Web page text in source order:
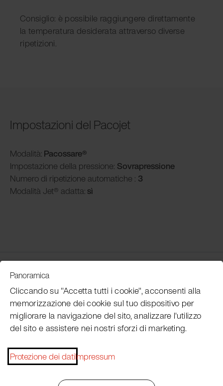
Consiglio: è possibile raggiungere direttamente
la temperatura desiderata attraverso diverse
ripetizioni.
Impostazioni del Pacojet
Modalità: Pacossare®
Impostazione della pressione: Sovrapressione
Numero di ripetizione automatiche : 3
Modalità Jet® adatta:sì
Customer Service
Subscribe Pacojet Newsletter
Would you like to be regularly updated on news, event
Panoramica
Cliccando su "Accetta tutti i cookie", acconsenti alla
memorizzazione dei cookie sul tuo dispositivo per
migliorare la navigazione del sito, analizzare l'utilizzo
del sito e assistere nei nostri sforzi di marketing.
Protezione dei datiImpressum